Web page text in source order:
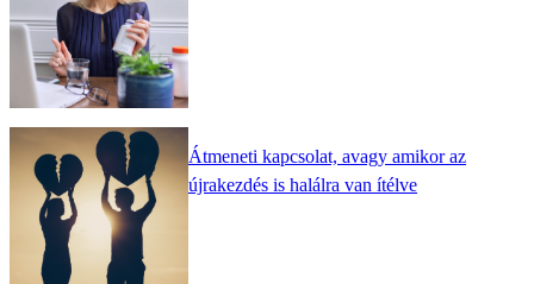
Átmeneti kapcsolat, avagy amikor az
újrakezdés is halálra van ítélve